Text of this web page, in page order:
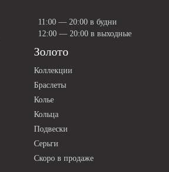
Золото
Коллекции
Браслеты
Колье
Кольца
Подвески
Серьги
Скоро в продаже
11:00 — 20:00 в будни
12:00 — 20:00 в выходные